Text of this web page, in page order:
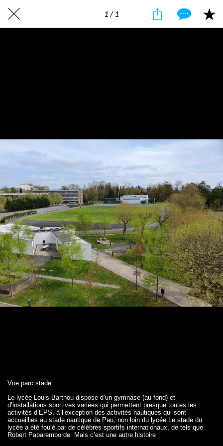
1 / 1
Vue parc stade
Le lycée Louis Barthou dispose d’un gymnase (au fond) et
d’installations sportives variées qui permettent presque toutes les
activités d’EPS, à l’exception des activités nautiques qui sont
accueillies au stade nautique de Pau, non loin du lycée.Le stade du
lycée a été foulé par de célèbres sportifs internationaux, de tels que
Robert Paparemborde. Mais c’est une autre histoire…